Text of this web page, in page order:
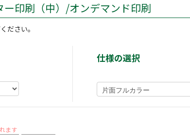
ー印刷（中）/オンデマンド印刷
ださい。
仕様の選択
ます